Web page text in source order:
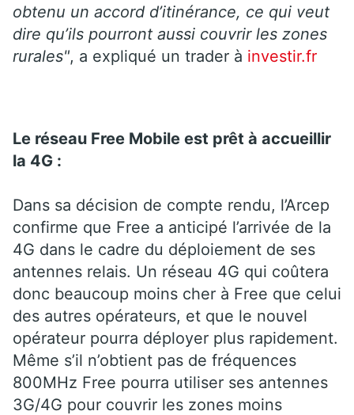
obtenu un accord d’itinérance, ce qui veut
dire qu’ils pourront aussi couvrir les zones
rurales", a expliqué un trader à investir.fr
Le réseau Free Mobile est prêt à accueillir
la 4G :
Dans sa décision de compte rendu, l’Arcep
confirme que Free a anticipé l’arrivée de la
4G dans le cadre du déploiement de ses
antennes relais. Un réseau 4G qui coûtera
donc beaucoup moins cher à Free que celui
des autres opérateurs, et que le nouvel
opérateur pourra déployer plus rapidement.
Même s’il n’obtient pas de fréquences
800MHz Free pourra utiliser ses antennes
3G/4G pour couvrir les zones moins